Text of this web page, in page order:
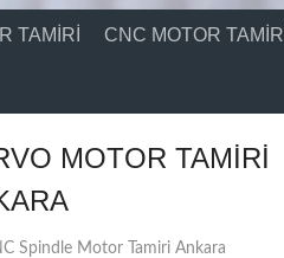
TAMIRI CNC MOTOR TAMIRI
MOTOR TAMIRI
Spindle Motor Tamiri Ankara